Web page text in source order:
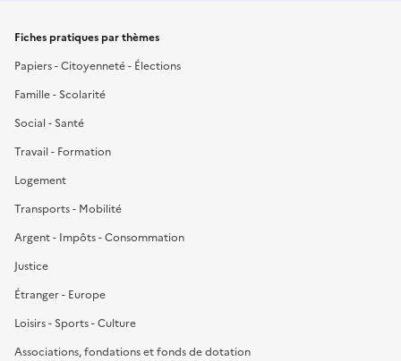
Fiches pratiques par thèmes
Papiers - Citoyenneté - Élections
Famille - Scolarité
Social - Santé
Travail - Formation
Logement
Transports - Mobilité
Argent - Impôts - Consommation
Justice
Étranger - Europe
Loisirs - Sports - Culture
Associations, fondations et fonds de dotation